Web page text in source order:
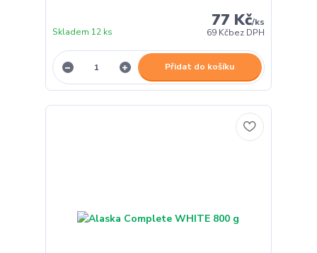
77 Kč/ks
69 Kčbez DPH
Skladem 12 ks
Přidat do košíku